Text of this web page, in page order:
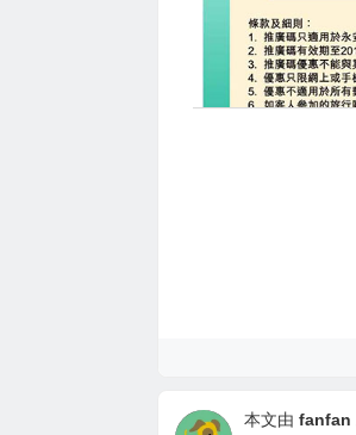
本文由 fanfan